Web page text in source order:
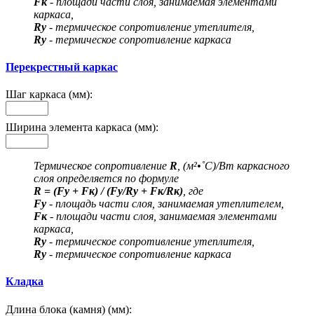
каркаса,
Rу - термическое сопротивление утеплителя,
Rу - термическое сопротивление каркаса
Перекрестный каркас
Шаг каркаса (мм):
Ширина элемента каркаса (мм):
Термическое сопротивление R , (м²•˚С)/Вт каркасного
слоя определяется по формуле
R = (Fу + Fк) / (Fу/Rу + Fк/Rк) , где
Fу - площадь части слоя, занимаемая утеплителем,
Fк- площади части слоя, занимаемая элементами
каркаса,
Rу - термическое сопротивление утеплителя,
Rу - термическое сопротивление каркаса
Кладка
Длина блока (камня) (мм):